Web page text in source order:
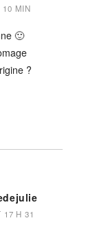
MIN
🙂
?
17 H 31